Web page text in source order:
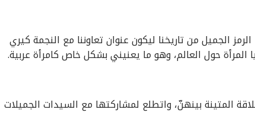
الجميل من تاريخنا ليكون عنوان تعاوننا مع النجمة كيري
حول العالم، وهو ما يعنيني بشكل خاص كامرأة عربية.
المتينة بينهنّ، واتطلع لمشاركتها مع السيدات الجميلات